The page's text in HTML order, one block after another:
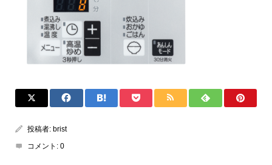
投稿者: brist
コメント: 0